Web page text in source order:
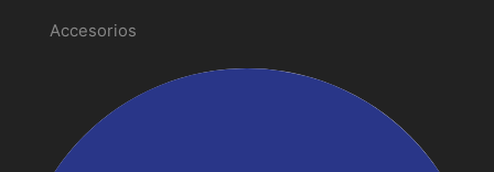
Accesorios